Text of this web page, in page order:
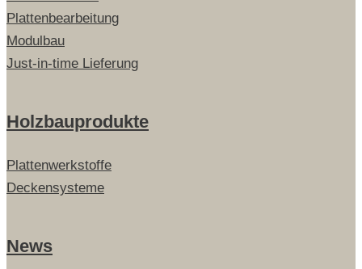
Plattenbearbeitung
Modulbau
Just-in-time Lieferung
Holzbauprodukte
Plattenwerkstoffe
Deckensysteme
News